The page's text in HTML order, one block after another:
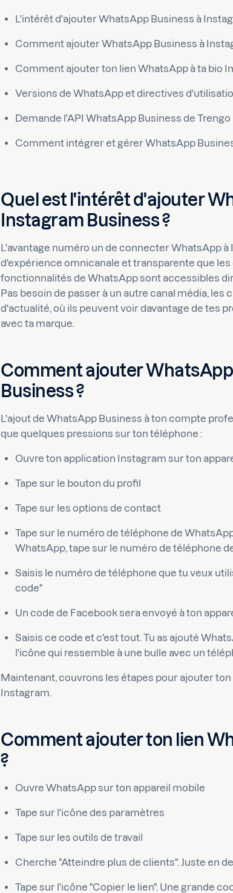
L'intérêt d'ajouter WhatsApp Business à
Comment ajouter WhatsApp Business à
Comment ajouter ton lien WhatsApp à ta bio
Versions de WhatsApp et directives
Demande l'API WhatsApp Business de Trengo
Comment intégrer et gérer WhatsApp
Quel est l'intérêt d'ajouter
Instagram Business ?
L'avantage numéro un de connecter WhatsApp
d'expérience omnicanale et transparente que
fonctionnalités de WhatsApp sont accessibles
Pas besoin de passer à un autre canal média,
d'actualité, où ils peuvent voir davantage de tes
avec ta marque.
Comment ajouter
Business ?
L'ajout de WhatsApp Business à ton compte
que quelques pressions sur ton téléphone :
Ouvre ton application Instagram sur ton
Tape sur le bouton du profil
Tape sur les options de contact
Tape sur le numéro de téléphone de
WhatsApp, tape sur le numéro de téléphone
Saisis le numéro de téléphone que tu veux
code"
Un code de Facebook sera envoyé à ton
Saisis ce code et c'est tout. Tu as ajouté
l'icône qui ressemble à une bulle avec un
Maintenant, couvrons les étapes pour ajouter
Instagram.
Comment ajouter ton lien
?
Ouvre WhatsApp sur ton appareil mobile
Tape sur l'icône des paramètres
Tape sur les outils de travail
Cherche "Atteindre plus de clients". Juste en
Tape sur l'icône "Copier le lien". Une grande